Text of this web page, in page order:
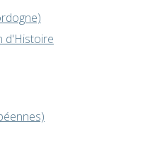
d'Histoire